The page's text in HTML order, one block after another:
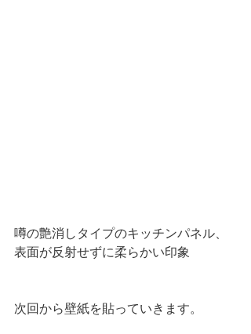
噂の艶消しタイプのキッチンパネル、
表面が反射せずに柔らかい印象
次回から壁紙を貼っていきます。